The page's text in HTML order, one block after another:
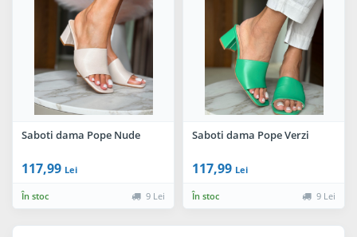
Saboti dama Pope Nude
117,99 Lei
În stoc 9 Lei
Saboti dama Pope Verzi
117,99 Lei
În stoc 9 Lei